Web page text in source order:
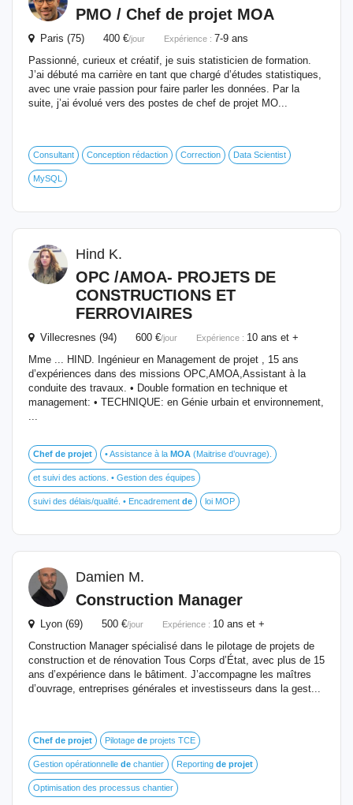
PMO / Chef de projet MOA
Paris (75) 400 €/jour Expérience : 7-9 ans
Passionné, curieux et créatif, je suis statisticien de formation.
J’ai débuté ma carrière en tant que chargé d’études statistiques,
avec une vraie passion pour faire parler les données. Par la
suite, j’ai évolué vers des postes de chef de projet MO...
Consultant Conception rédaction Correction Data Scientist
MySQL
Hind K.
OPC /AMOA- PROJETS DE
CONSTRUCTIONS ET
FERROVIAIRES
Villecresnes (94) 600 €/jour Expérience : 10 ans et +
Mme ... HIND. Ingénieur en Management de projet , 15 ans
d’expériences dans des missions OPC,AMOA,Assistant à la
conduite des travaux. • Double formation en technique et
management: • TECHNIQUE: en Génie urbain et environnement,
...
Chef de projet • Assistance à la MOA (Maitrise d’ouvrage).
et suivi des actions. • Gestion des équipes
suivi des délais/qualité. • Encadrement de loi MOP
Damien M.
Construction Manager
Lyon (69) 500 €/jour Expérience : 10 ans et +
Construction Manager spécialisé dans le pilotage de projets de
construction et de rénovation Tous Corps d’État, avec plus de 15
ans d’expérience dans le bâtiment. J’accompagne les maîtres
d’ouvrage, entreprises générales et investisseurs dans la gest...
Chef de projet Pilotage de projets TCE
Gestion opérationnelle de chantier Reporting de projet
Optimisation des processus chantier